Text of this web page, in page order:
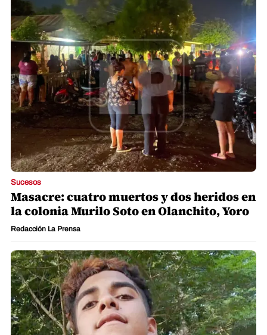
Sucesos
Masacre: cuatro muertos y dos heridos en
la colonia Murilo Soto en Olanchito, Yoro
Redacción La Prensa